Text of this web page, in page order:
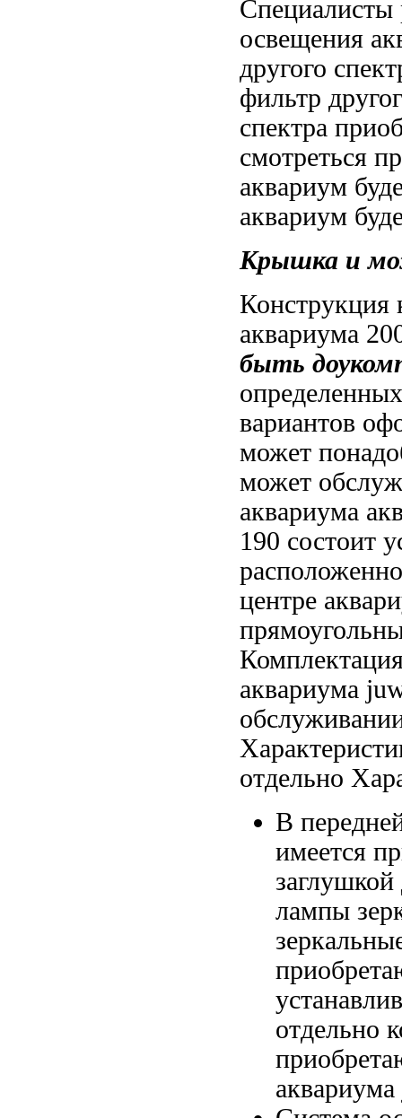
Специалисты
освещения
другого
фильтр
спектра
смотреться
аквариум
аквариум
Крышка и
аквариума
быть
вариантов
может
может
аквариума
190 состоит
центре
аквариума
отдельно
В
имеется
заглушкой
лампы
отдельно